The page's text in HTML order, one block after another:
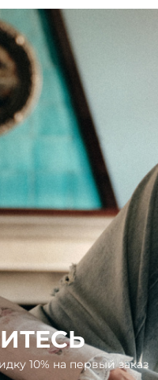
10% на первый заказ